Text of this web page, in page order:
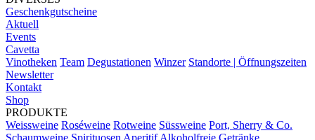
Geschenkgutscheine
Aktuell
Events
Cavetta
Vinotheken Team Degustationen Winzer Standorte | Öffnungszeiten
Newsletter
Kontakt
Shop
PRODUKTE
Weissweine Roséweine Rotweine Süssweine Port, Sherry & Co.
Schaumweine Spirituosen Aperitif Alkoholfreie Getränke